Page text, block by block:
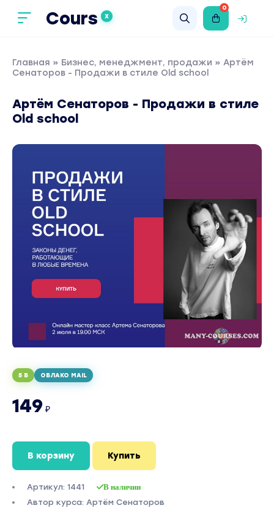
Cours X
0
Главная » Бизнес, менеджмент, продажи » Артём
Сенаторов - Продажи в стиле Old school
Артём Сенаторов - Продажи в стиле
Old school
5 Б ОБЛАКО MAIL
149 ₽
В корзину Купить
Артикул: 1441 В наличии
Автор курса: Артём Сенаторов